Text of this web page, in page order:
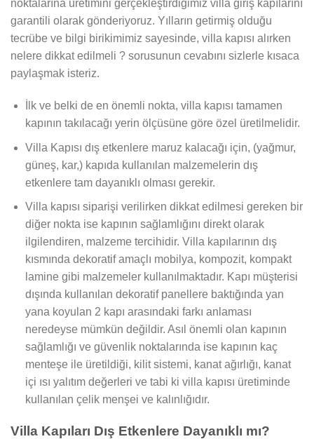
noktalarına üretimini gerçekleştirdiğimiz villa giriş kapılarını
garantili olarak gönderiyoruz. Yılların getirmiş olduğu
tecrübe ve bilgi birikimimiz sayesinde, villa kapısı alırken
nelere dikkat edilmeli ? sorusunun cevabını sizlerle kısaca
paylaşmak isteriz.
İlk ve belki de en önemli nokta, villa kapısı tamamen
kapının takılacağı yerin ölçüsüne göre özel üretilmelidir.
Villa Kapısı dış etkenlere maruz kalacağı için, (yağmur,
güneş, kar,) kapıda kullanılan malzemelerin dış
etkenlere tam dayanıklı olması gerekir.
Villa kapısı siparişi verilirken dikkat edilmesi gereken bir
diğer nokta ise kapının sağlamlığını direkt olarak
ilgilendiren, malzeme tercihidir. Villa kapılarının dış
kısmında dekoratif amaçlı mobilya, kompozit, kompakt
lamine gibi malzemeler kullanılmaktadır. Kapı müşterisi
dışında kullanılan dekoratif panellere baktığında yan
yana koyulan 2 kapı arasındaki farkı anlaması
neredeyse mümkün değildir. Asıl önemli olan kapının
sağlamlığı ve güvenlik noktalarında ise kapının kaç
menteşe ile üretildiği, kilit sistemi, kanat ağırlığı, kanat
içi ısı yalıtım değerleri ve tabi ki villa kapısı üretiminde
kullanılan çelik menşei ve kalınlığıdır.
Villa Kapıları Dış Etkenlere Dayanıklı mı?